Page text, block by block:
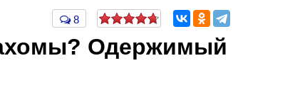
8
Одержимый